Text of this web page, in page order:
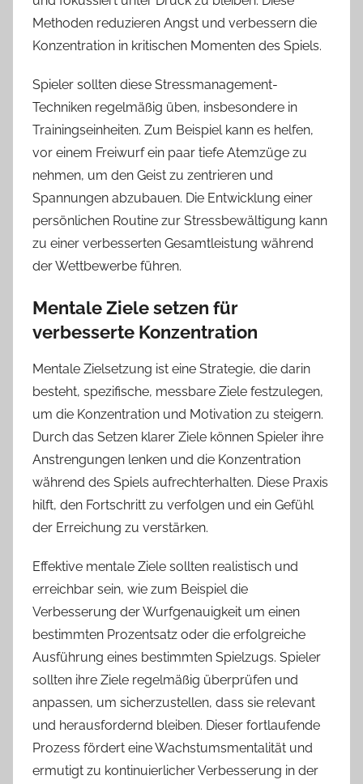
Methoden reduzieren Angst und verbessern die
Konzentration in kritischen Momenten des Spiels.
Spieler sollten diese Stressmanagement-
Techniken regelmäßig üben, insbesondere in
Trainingseinheiten. Zum Beispiel kann es helfen,
vor einem Freiwurf ein paar tiefe Atemzüge zu
nehmen, um den Geist zu zentrieren und
Spannungen abzubauen. Die Entwicklung einer
persönlichen Routine zur Stressbewältigung kann
zu einer verbesserten Gesamtleistung während
der Wettbewerbe führen.
Mentale Ziele setzen für
verbesserte Konzentration
Mentale Zielsetzung ist eine Strategie, die darin
besteht, spezifische, messbare Ziele festzulegen,
um die Konzentration und Motivation zu steigern.
Durch das Setzen klarer Ziele können Spieler ihre
Anstrengungen lenken und die Konzentration
während des Spiels aufrechterhalten. Diese Praxis
hilft, den Fortschritt zu verfolgen und ein Gefühl
der Erreichung zu verstärken.
Effektive mentale Ziele sollten realistisch und
erreichbar sein, wie zum Beispiel die
Verbesserung der Wurfgenauigkeit um einen
bestimmten Prozentsatz oder die erfolgreiche
Ausführung eines bestimmten Spielzugs. Spieler
sollten ihre Ziele regelmäßig überprüfen und
anpassen, um sicherzustellen, dass sie relevant
und herausfordernd bleiben. Dieser fortlaufende
Prozess fördert eine Wachstumsmentalität und
ermutigt zu kontinuierlicher Verbesserung in der